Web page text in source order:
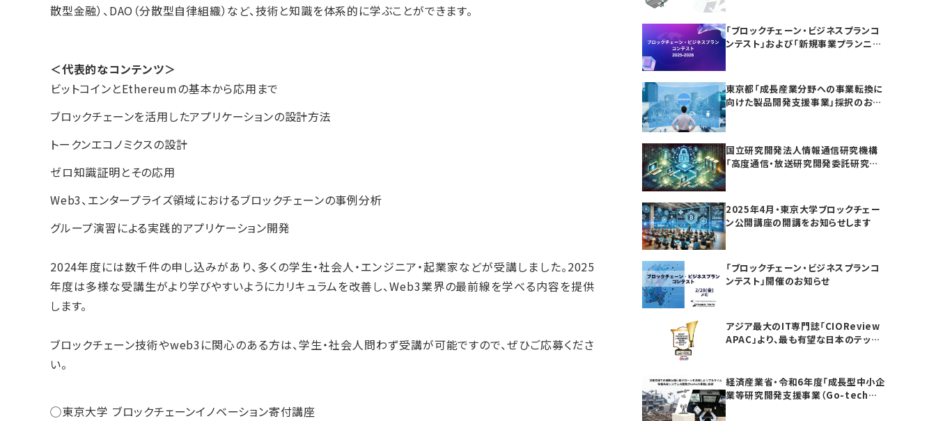
散型金融）、DAO（分散型自律組織）など、技術と知識を体系的に学ぶことができます。
＜代表的なコンテンツ＞
ビットコインとEthereumの基本から応用まで
ブロックチェーンを活用したアプリケーションの設計方法
トークンエコノミクスの設計
ゼロ知識証明とその応用
Web3、エンタープライズ領域におけるブロックチェーンの事例分析
グループ演習による実践的アプリケーション開発
2024年度には数千件の申し込みがあり、多くの学生・社会人・エンジニア・起業家などが受講しました。2025
年度は多様な受講生がより学びやすいようにカリキュラムを改善し、Web3業界の最前線を学べる内容を提供
します。
ブロックチェーン技術やweb3に関心のある方は、学生・社会人問わず受講が可能ですので、ぜひご応募くださ
い。
◯東京大学 ブロックチェーンイノベーション寄付講座
「ブロックチェーン・ビジネスプランコ
ンテスト」および「新規事業プランニン
東京都「成長産業分野への事業転換に
向けた製品開発支援事業」採択のお知
国立研究開発法人情報通信研究機構
「高度通信・放送研究開発委託研究に
2025年4月・東京大学ブロックチェー
ン公開講座の開講をお知らせします
「ブロックチェーン・ビジネスプランコ
ンテスト」開催のお知らせ
アジア最大のIT専門誌「CIOReview
APAC」より、最も有望な日本のテック
経済産業省・令和6年度「成長型中小企
業等研究開発支援事業（Go-tech事